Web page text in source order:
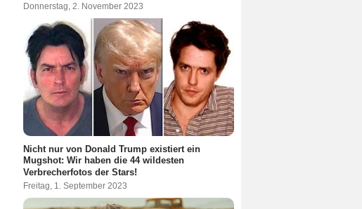
Donnerstag, 2. November 2023
Nicht nur von Donald Trump existiert ein
Mugshot: Wir haben die 44 wildesten
Verbrecherfotos der Stars!
Freitag, 1. September 2023